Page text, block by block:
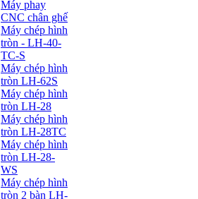
Máy phay
CNC chân ghế
Máy chép hình
tròn - LH-40-
TC-S
Máy chép hình
tròn LH-62S
Máy chép hình
tròn LH-28
Máy chép hình
tròn LH-28TC
Máy chép hình
tròn LH-28-
WS
Máy chép hình
tròn 2 bàn LH-